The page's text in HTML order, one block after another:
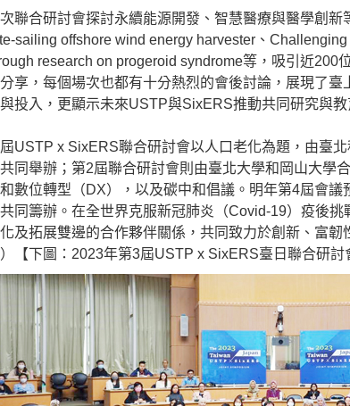
聯合研討會探討永續能源開發、智慧醫療與醫學創
sailing offshore wind energy harvester、
research on progeroid syndrome等，吸引近200
享，每個場次也都有十分熱烈的會後討論，展現了臺
投入，更顯示未來USTP與SixERS推動共同研究與
USTP x SixERS聯合研討會以人口老化為題，由臺
同舉辦；第2屆聯合研討會則由臺北大學和岡山大學
數位轉型（DX），以及碳中和倡議。明年第4屆會議
同籌辦。在全世界克服新冠肺炎（Covid-19）疫後
及拓展雙邊的合作夥伴關係，共同致力於創新、富韌
【下圖：2023年第3屆USTP x SixERS臺日聯合研討